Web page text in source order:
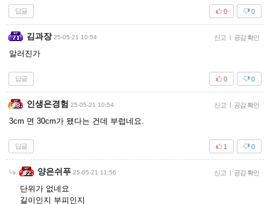
답글 0
0
김과장 25-05-21 10:54 신고 | 공감 확인
알러진가
답글 0
0
인생은경험 25-05-21 10:54 신고 | 공감 확인
3cm 면 30cm가 됐다는 건데 부럽네요.
답글 0
1
양은쉬푸 25-05-21 11:56 신고 | 공감 확인
단위가 없네요
길이인지 부피인지